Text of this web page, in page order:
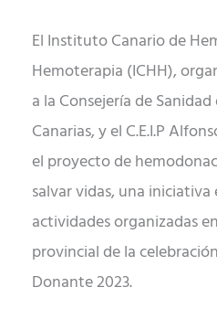
El Instituto Canario de
Hemoterapia (ICHH),
a la Consejería de
Canarias, y el C.E.I.P
el proyecto de
salvar vidas, una iniciativa
actividades organizadas
provincial de la
Donante 2023.